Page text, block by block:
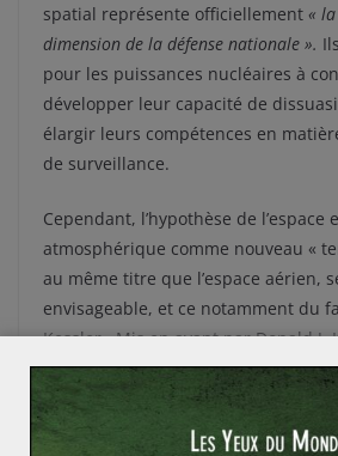
spatial représente officiellement «
dimension de la défense nationale ».
pour les puissances nucléaires à
développer leur capacité de
élargir leurs compétences en
de surveillance.
Cependant, l’hypothèse de l’espace
atmosphérique comme nouveau «
au même titre que l’espace aérien,
envisageable, et ce notamment du
Kessler. Mis en avant par Donald J.
pour la Nasa en 1978, il prévoit que
qui en découleraient pourraient
l’atmosphère en cas de collision et